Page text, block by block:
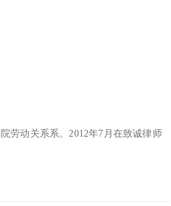
劳动关系系。2012年7 月在致诚律师